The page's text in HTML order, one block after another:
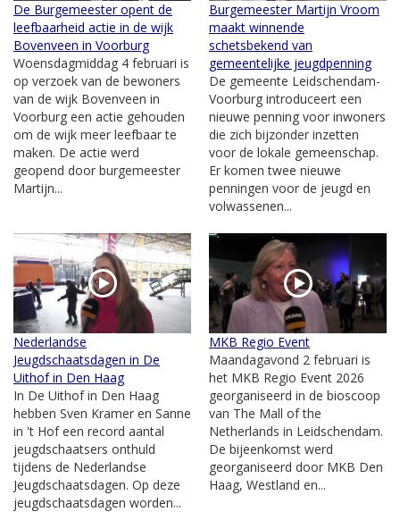
De Burgemeester opent de
leefbaarheid actie in de wijk
Bovenveen in Voorburg
Woensdagmiddag 4 februari is
op verzoek van de bewoners
van de wijk Bovenveen in
Voorburg een actie gehouden
om de wijk meer leefbaar te
maken. De actie werd
geopend door burgemeester
Martijn...
Burgemeester Martijn Vroom
maakt winnende
schetsbekend van
gemeentelijke jeugdpenning
De gemeente Leidschendam-
Voorburg introduceert een
nieuwe penning voor inwoners
die zich bijzonder inzetten
voor de lokale gemeenschap.
Er komen twee nieuwe
penningen voor de jeugd en
volwassenen...
Nederlandse
Jeugdschaatsdagen in De
Uithof in Den Haag
In De Uithof in Den Haag
hebben Sven Kramer en Sanne
in 't Hof een record aantal
jeugdschaatsers onthuld
tijdens de Nederlandse
Jeugdschaatsdagen. Op deze
jeugdschaatsdagen worden...
MKB Regio Event
Maandagavond 2 februari is
het MKB Regio Event 2026
georganiseerd in de bioscoop
van The Mall of the
Netherlands in Leidschendam.
De bijeenkomst werd
georganiseerd door MKB Den
Haag, Westland en...